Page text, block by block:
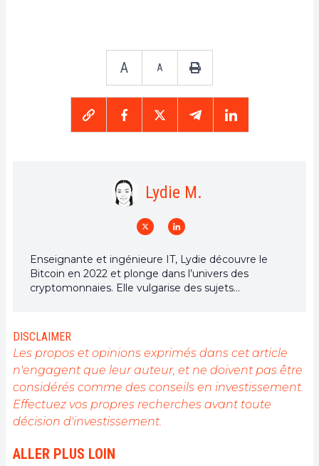
A A
Lydie M.
Enseignante et ingénieure IT, Lydie découvre le
Bitcoin en 2022 et plonge dans l’univers des
cryptomonnaies. Elle vulgarise des sujets
décentralisé.
DISCLAIMER
Les propos et opinions exprimés dans cet article
n'engagent que leur auteur, et ne doivent pas être
considérés comme des conseils en investissement.
Effectuez vos propres recherches avant toute
décision d'investissement.
ALLER PLUS LOIN